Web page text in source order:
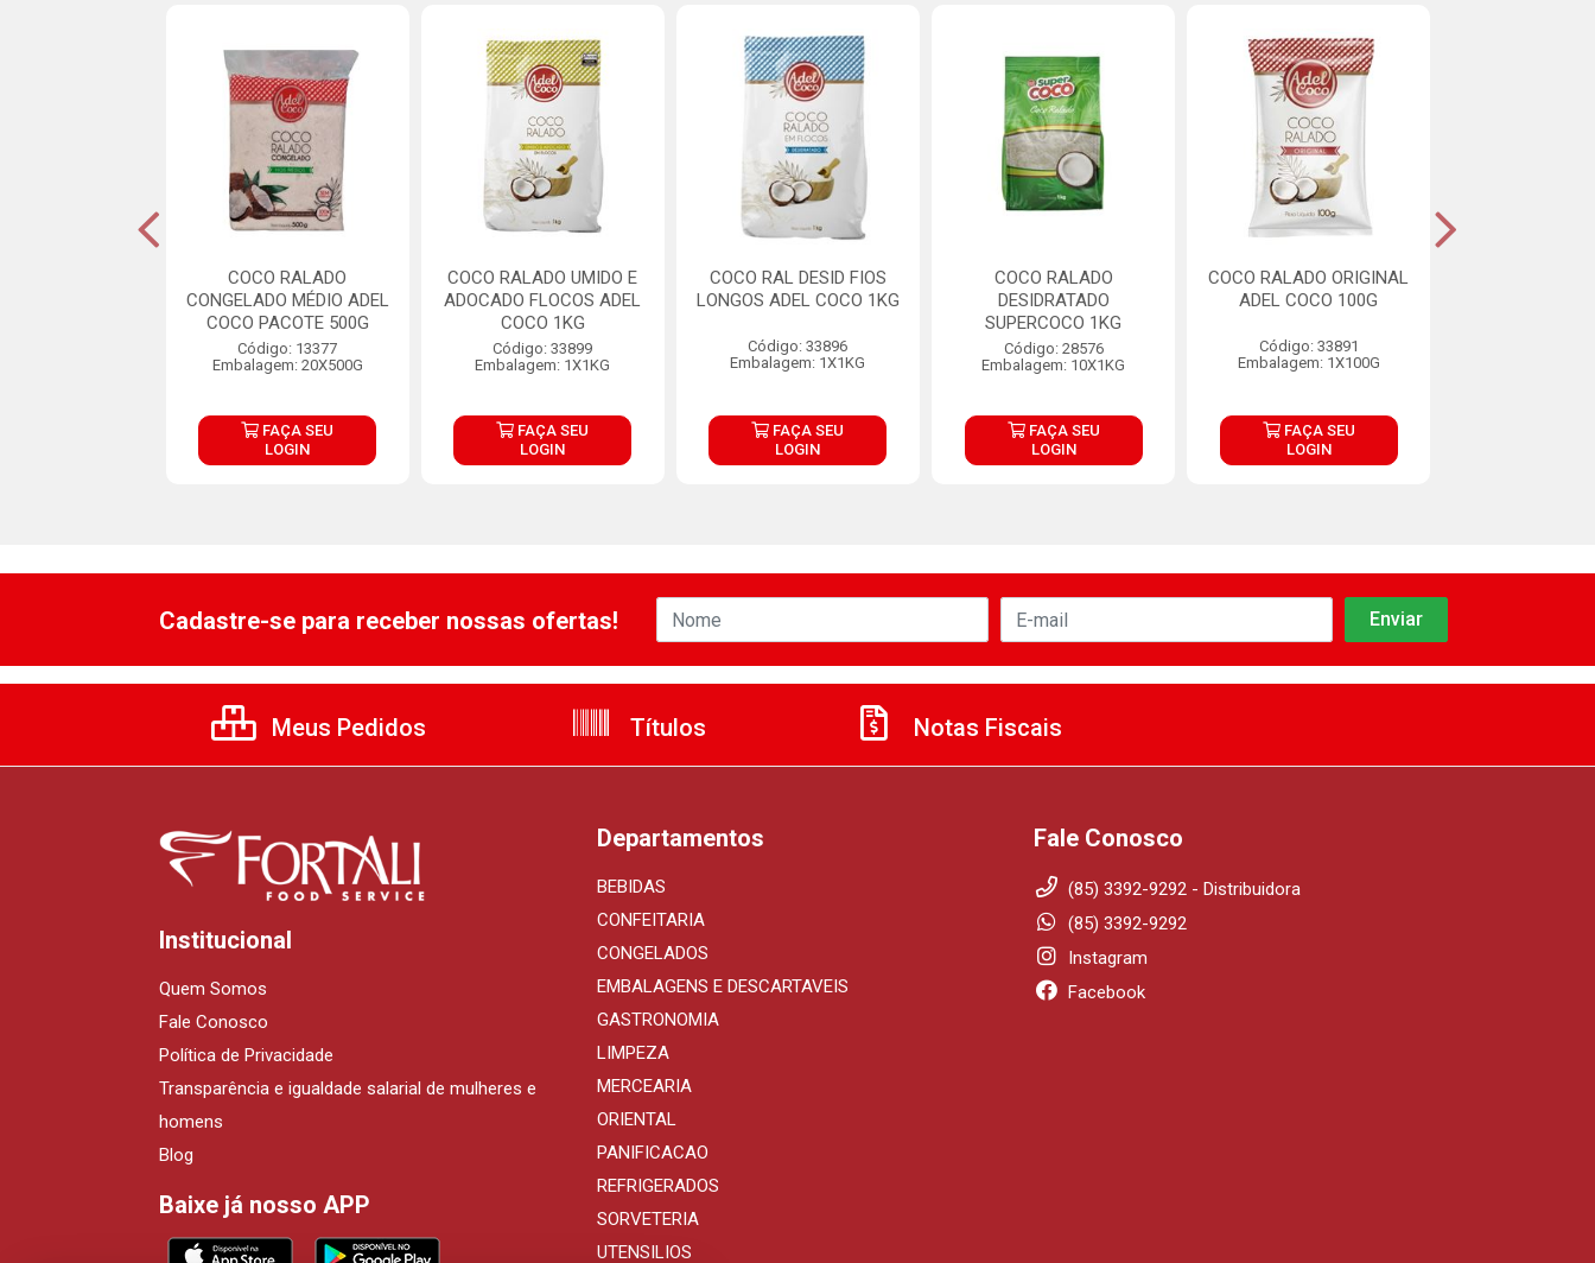
COCO RALADO
CONGELADO MÉDIO ADEL
COCO PACOTE 500G
Código: 13377
Embalagem: 20X500G
FAÇA SEU
LOGIN
COCO RALADO UMIDO E
ADOCADO FLOCOS ADEL
COCO 1KG
Código: 33899
Embalagem: 1X1KG
FAÇA SEU
LOGIN
COCO RAL DESID FIOS
LONGOS ADEL COCO 1KG
Código: 33896
Embalagem: 1X1KG
FAÇA SEU
LOGIN
COCO RALADO
DESIDRATADO
SUPERCOCO 1KG
Código: 28576
Embalagem: 10X1KG
FAÇA SEU
LOGIN
COCO RALADO ORIGINAL
ADEL COCO 100G
Código: 33891
Embalagem: 1X100G
FAÇA SEU
LOGIN
Cadastre-se para receber nossas ofertas!
Meus Pedidos Títulos Notas Fiscais
Institucional
Quem Somos
Fale Conosco
Política de Privacidade
Transparência e igualdade salarial de mulheres e
homens
Blog
Baixe já nosso APP
Departamentos
BEBIDAS
CONFEITARIA
CONGELADOS
EMBALAGENS E DESCARTAVEIS
GASTRONOMIA
LIMPEZA
MERCEARIA
ORIENTAL
PANIFICACAO
REFRIGERADOS
SORVETERIA
UTENSILIOS
Fale Conosco
(85) 3392-9292 - Distribuidora
(85) 3392-9292
Instagram
Facebook